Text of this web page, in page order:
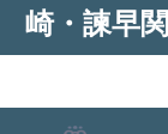
崎・諫早